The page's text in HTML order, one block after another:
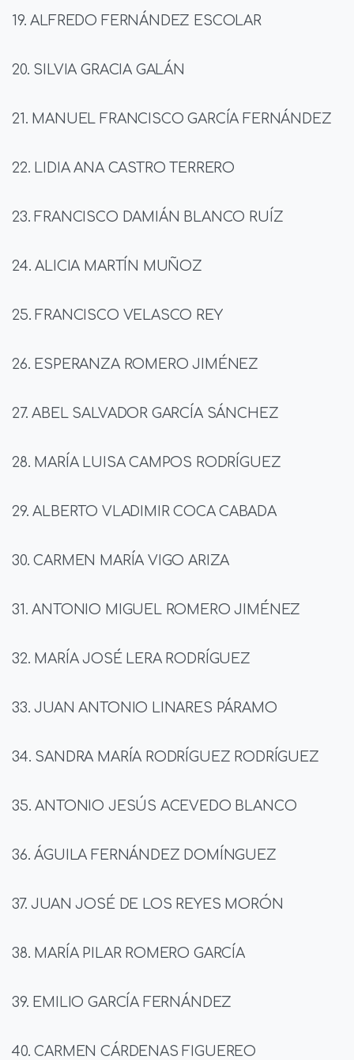
19. ALFREDO FERNÁNDEZ ESCOLAR
20. SILVIA GRACIA GALÁN
21. MANUEL FRANCISCO GARCÍA FERNÁNDEZ
22. LIDIA ANA CASTRO TERRERO
23. FRANCISCO DAMIÁN BLANCO RUÍZ
24. ALICIA MARTÍN MUÑOZ
25. FRANCISCO VELASCO REY
26. ESPERANZA ROMERO JIMÉNEZ
27. ABEL SALVADOR GARCÍA SÁNCHEZ
28. MARÍA LUISA CAMPOS RODRÍGUEZ
29. ALBERTO VLADIMIR COCA CABADA
30. CARMEN MARÍA VIGO ARIZA
31. ANTONIO MIGUEL ROMERO JIMÉNEZ
32. MARÍA JOSÉ LERA RODRÍGUEZ
33. JUAN ANTONIO LINARES PÁRAMO
34. SANDRA MARÍA RODRÍGUEZ RODRÍGUEZ
35. ANTONIO JESÚS ACEVEDO BLANCO
36. ÁGUILA FERNÁNDEZ DOMÍNGUEZ
37. JUAN JOSÉ DE LOS REYES MORÓN
38. MARÍA PILAR ROMERO GARCÍA
39. EMILIO GARCÍA FERNÁNDEZ
40. CARMEN CÁRDENAS FIGUEREO